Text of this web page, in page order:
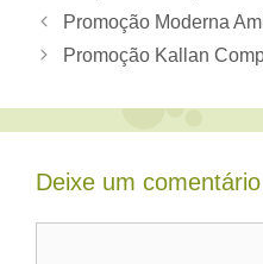
Promoção Moderna
Promoção Kallan
Deixe um comentário